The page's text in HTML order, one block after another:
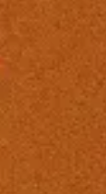
from
is
yt